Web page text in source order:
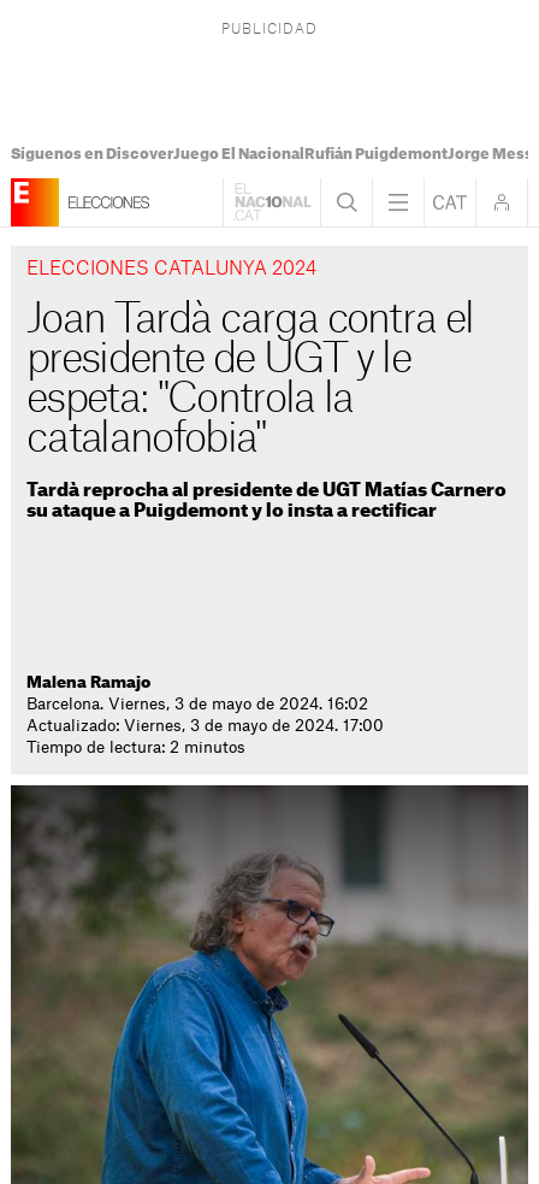
Síguenos en DiscoverJuego El Nacional Rufián PuigdemontJorge Messi
ELECCIONES CATALUNYA 2024
Joan Tardà carga contra el
presidente de UGT y le
espeta: "Controla la
catalanofobia"
Tardà reprocha al presidente de UGT Matías Carnero
su ataque a Puigdemont y lo insta a rectificar
Malena Ramajo
Barcelona. Viernes, 3 de mayo de 2024. 16:02
Actualizado: Viernes, 3 de mayo de 2024. 17:00
Tiempo de lectura: 2 minutos